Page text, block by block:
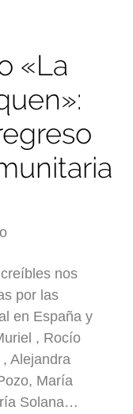
«La
nos
por las
en España y
, Rocío
Alejandra
María
Solana…